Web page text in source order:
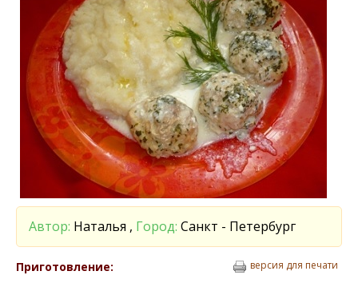
Автор: Наталья , Город: Санкт - Петербург
Приготовление: версия для печати